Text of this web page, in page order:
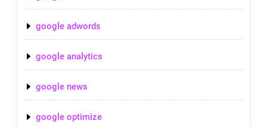
google adwords
google analytics
google news
google optimize